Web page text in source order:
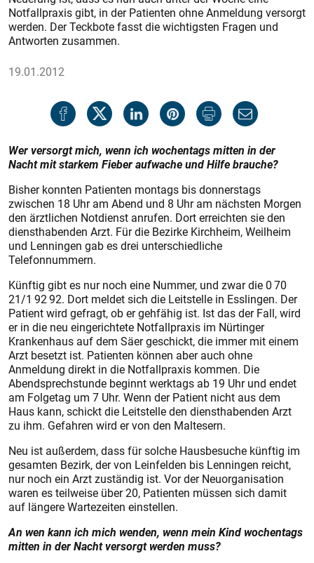
Notfallpraxis gibt, in der Patienten ohne Anmeldung versorgt
werden. Der Teckbote fasst die wichtigsten Fragen und
Antworten zusammen.
19.01.2012
Wer versorgt mich, wenn ich wochentags mitten in der
Nacht mit starkem Fieber aufwache und Hilfe brauche?
Bisher konnten Patienten montags bis donnerstags
zwischen 18 Uhr am Abend und 8 Uhr am nächsten Morgen
den ärztlichen Notdienst anrufen. Dort erreichten sie den
diensthabenden Arzt. Für die Bezirke Kirchheim, Weilheim
und Lenningen gab es drei unterschiedliche
Telefonnummern.
Künftig gibt es nur noch eine Nummer, und zwar die 0 70
21/1 92 92. Dort meldet sich die Leitstelle in Esslingen. Der
Patient wird gefragt, ob er gehfähig ist. Ist das der Fall, wird
er in die neu eingerichtete Notfallpraxis im Nürtinger
Krankenhaus auf dem Säer geschickt, die immer mit einem
Arzt besetzt ist. Patienten können aber auch ohne
Anmeldung direkt in die Notfallpraxis kommen. Die
Abendsprechstunde beginnt werktags ab 19 Uhr und endet
am Folgetag um 7 Uhr. Wenn der Patient nicht aus dem
Haus kann, schickt die Leitstelle den diensthabenden Arzt
zu ihm. Gefahren wird er von den Maltesern.
Neu ist außerdem, dass für solche Hausbesuche künftig im
gesamten Bezirk, der von Leinfelden bis Lenningen reicht,
nur noch ein Arzt zuständig ist. Vor der Neuorganisation
waren es teilweise über 20, Patienten müssen sich damit
auf längere Wartezeiten einstellen.
An wen kann ich mich wenden, wenn mein Kind wochentags
mitten in der Nacht versorgt werden muss?